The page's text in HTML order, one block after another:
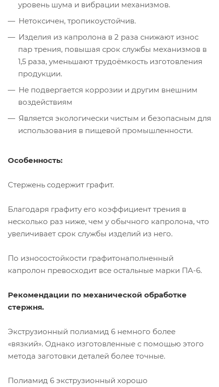
уровень шума и вибрации механизмов.
Нетоксичен, тропикоустойчив.
Изделия из капролона в 2 раза снижают износ
пар трения, повышая срок службы механизмов в
1,5 раза, уменьшают трудоёмкость изготовления
продукции.
Не подвергается коррозии и другим внешним
воздействиям
Является экологически чистым и безопасным для
использования в пищевой промышленности.
Особенность:
Стержень содержит графит.
Благодаря графиту его коэффициент трения в
несколько раз ниже, чем у обычного капролона, что
увеличивает срок службы изделий из него.
По износостойкости графитонаполненный
капролон превосходит все остальные марки ПА-6.
Рекомендации по механической обработке
стержня.
Экструзионный полиамид 6 немного более
«вязкий». Однако изготовленные с помощью этого
метода заготовки деталей более точные.
Полиамид 6 экструзионный хорошо